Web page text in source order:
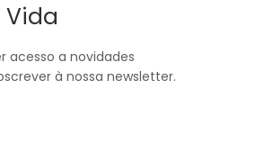
Vida
acesso a novidades
à nossa newsletter.